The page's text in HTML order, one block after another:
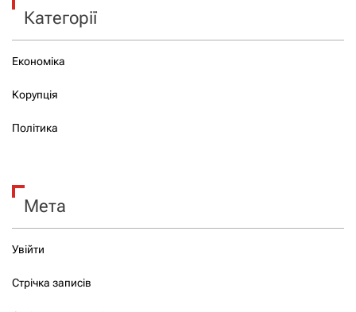
Категорії
Економіка
Корупція
Політика
Мета
Увійти
Стрічка записів